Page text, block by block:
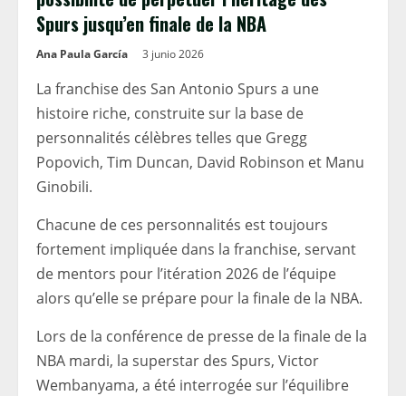
Spurs jusqu’en finale de la NBA
Ana Paula García 3 junio 2026
La franchise des San Antonio Spurs a une
histoire riche, construite sur la base de
personnalités célèbres telles que Gregg
Popovich, Tim Duncan, David Robinson et Manu
Ginobili.
Chacune de ces personnalités est toujours
fortement impliquée dans la franchise, servant
de mentors pour l’itération 2026 de l’équipe
alors qu’elle se prépare pour la finale de la NBA.
Lors de la conférence de presse de la finale de la
NBA mardi, la superstar des Spurs, Victor
Wembanyama, a été interrogée sur l’équilibre